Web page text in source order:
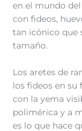
en el mundo
con fideos,
tan icónico que
tamaño.
Los aretes de
los fideos en su
con la yema
polimérica y a
es lo que hace